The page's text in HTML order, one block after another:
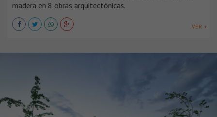
madera en 8 obras arquitectónicas.
VER +